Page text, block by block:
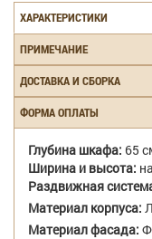
ХАРАКТЕРИСТИКИ
ПРИМЕЧАНИЕ
ДОСТАВКА И СБОРКА
ФОРМА ОПЛАТЫ
Глубина шкафа: 65
Ширина и высота:
Раздвижная
Материал корпуса:
Материал фасада: